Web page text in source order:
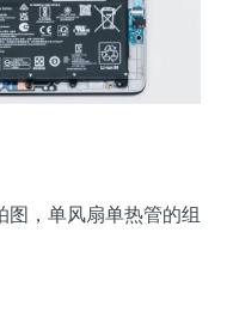
图，单风扇单热管的组